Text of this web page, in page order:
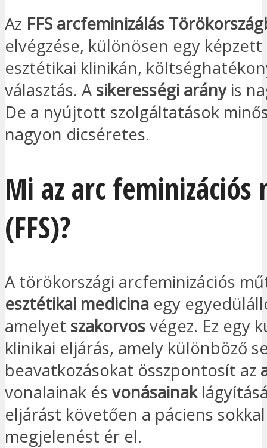
Az FFS arcfeminizálás
elvégzése, különösen egy
esztétikai klinikán,
választás. A sikerességi arányis
De a nyújtott szolgáltatások
nagyon dicséretes.
Mi az arc feminizációs
(FFS)?
A törökországi arcfeminizációs
esztétikai medicina egy
amelyet szakorvosvégez. Ez egy
klinikai eljárás, amely különböző
beavatkozásokat összpontosít az
vonalainak és vonásainak
eljárást követően a páciens
megjelenést ér el.